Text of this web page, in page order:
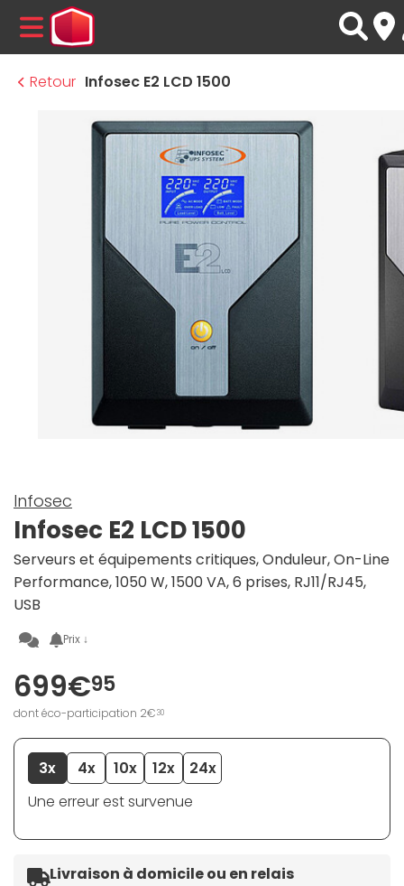
MENU
Retour Infosec E2 LCD 1500
Infosec
Infosec E2 LCD 1500
Serveurs et équipements critiques, Onduleur, On-Line
Performance, 1050 W, 1500 VA, 6 prises, RJ11/RJ45,
USB
Prix ↓
699€95
dont éco-participation 2€30
3x 4x 10x 12x
24x
Une erreur est survenue
Livraison à domicile ou en relais